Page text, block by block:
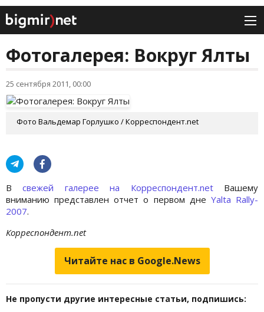
Фотогалерея: Вокруг Ялты
25 сентября 2011, 00:00
Фото Вальдемар Горлушко / Корреспондент.net
Всвежей галерее на Корреспондент.netВашему
вниманию представлен отчет о первом дне Yalta Rally-
2007.
Корреспондент.net
Читайте нас в Google.News
Не пропусти другие интересные статьи, подпишись: